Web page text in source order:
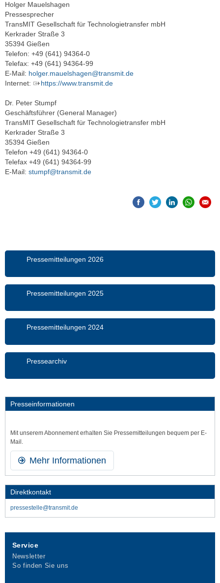
Pressemitteilungen 2026
Pressemitteilungen 2025
Pressemitteilungen 2024
Pressearchiv
Presseinformationen
Mit unserem Abonnement erhalten Sie Presse­mitteilungen bequem per E-
Mail.
Mehr Informationen
Direktkontakt
pressestelle@transmit.de
Holger Mauelshagen
Pressesprecher
TransMIT Gesellschaft für Technologietransfer mbH
Kerkrader Straße 3
35394 Gießen
Telefon: +49 (641) 94364-0
Telefax: +49 (641) 94364-99
E-Mail: holger.mauelshagen@transmit.de
Internet:
https://www.transmit.de
Dr. Peter Stumpf
Geschäftsführer (General Manager)
TransMIT Gesellschaft für Technologietransfer mbH
Kerkrader Straße 3
35394 Gießen
Telefon +49 (641) 94364-0
Telefax +49 (641) 94364-99
E-Mail: stumpf@transmit.de
Service
Newsletter
So finden Sie uns